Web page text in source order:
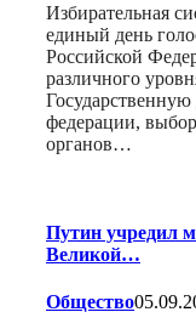
Избирательная
единый день
Российской
различного
федерации,
органов…
Путин учредил
Великой…
Общество